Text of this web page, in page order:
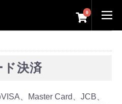
0
決済
、Master Card、JCB、